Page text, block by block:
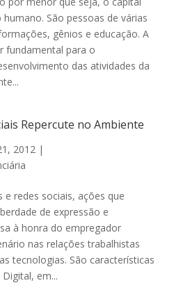
São pessoas de várias
gênios e educação. A
fundamental para o
das atividades da
Repercute no Ambiente
2012|
e redes sociais, ações que
de expressão e
à honra do empregador
nas relações trabalhistas
tecnologias. São características
em...